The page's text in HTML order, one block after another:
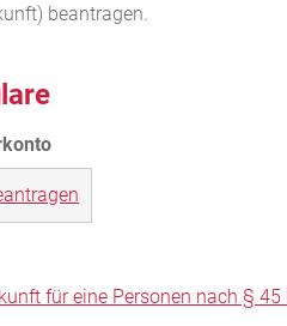
beantragen.
für eine Personen nach §